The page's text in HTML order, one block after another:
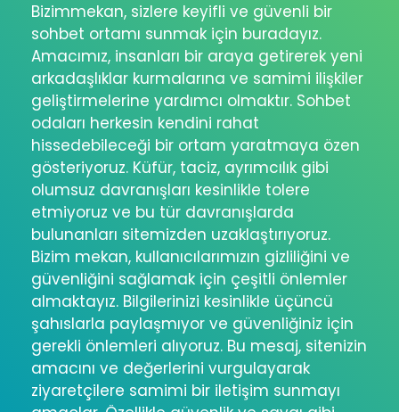
Bizimmekan, sizlere keyifli ve güvenli bir
sohbet ortamı sunmak için buradayız.
Amacımız, insanları bir araya getirerek yeni
arkadaşlıklar kurmalarına ve samimi ilişkiler
geliştirmelerine yardımcı olmaktır. Sohbet
odaları herkesin kendini rahat
hissedebileceği bir ortam yaratmaya özen
gösteriyoruz. Küfür, taciz, ayrımcılık gibi
olumsuz davranışları kesinlikle tolere
etmiyoruz ve bu tür davranışlarda
bulunanları sitemizden uzaklaştırıyoruz.
Bizim mekan, kullanıcılarımızın gizliliğini ve
güvenliğini sağlamak için çeşitli önlemler
almaktayız. Bilgilerinizi kesinlikle üçüncü
şahıslarla paylaşmıyor ve güvenliğiniz için
gerekli önlemleri alıyoruz. Bu mesaj, sitenizin
amacını ve değerlerini vurgulayarak
ziyaretçilere samimi bir iletişim sunmayı